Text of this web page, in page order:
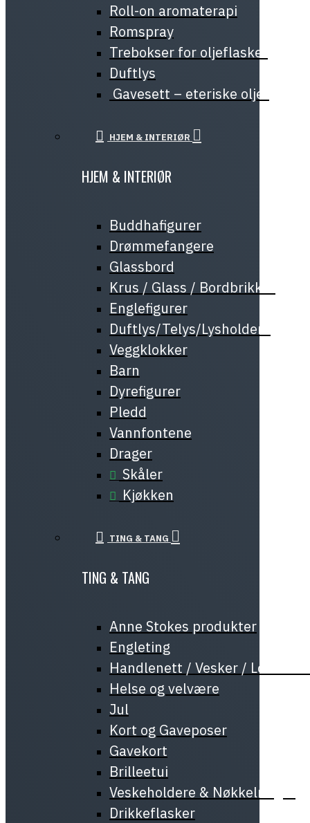
Roll-on aromaterapi
Romspray
Trebokser for oljeflasker
Duftlys
Gavesett – eteriske oljer
HJEM & INTERIØR
HJEM & INTERIØR
Buddhafigurer
Drømmefangere
Glassbord
Krus / Glass / Bordbrikker
Englefigurer
Duftlys/Telys/Lysholdere
Veggklokker
Barn
Dyrefigurer
Pledd
Vannfontene
Drager
Skåler
Kjøkken
TING & TANG
TING & TANG
Anne Stokes produkter
Engleting
Handlenett / Vesker /
Helse og velvære
Jul
Kort og Gaveposer
Gavekort
Brilleetui
Veskeholdere & Nøkkelringer
Drikkeflasker